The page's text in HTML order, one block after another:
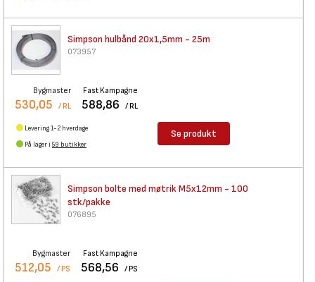
Simpson hulbånd 20x1,5mm - 25m
073957
Bygmaster
530,05 / RL
Fast Kampagne
588,86 / RL
Levering 1-2 hverdage
På lager i 59 butikker
Se produkt
Simpson bolte med møtrikM5x12mm - 100
stk/pakke
076895
Bygmaster
512,05 / PS
Fast Kampagne
568,56 / PS